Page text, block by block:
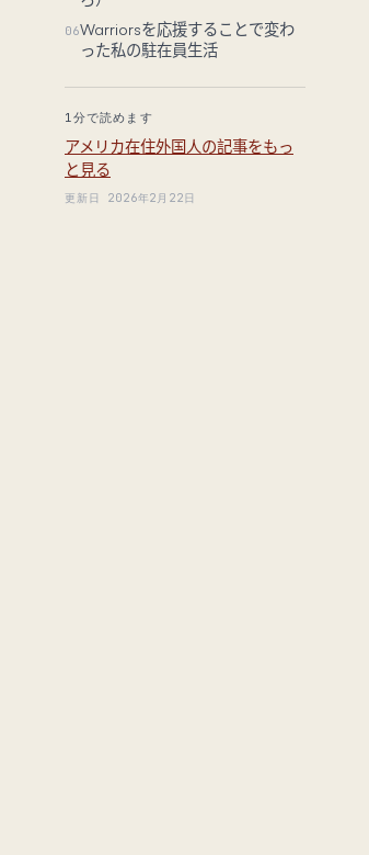
06Warriorsを応援することで変わ
った私の駐在員生活
1分で読めます
アメリカ在住外国人の記事をもっ
と見る
更新日 2026年2月22日